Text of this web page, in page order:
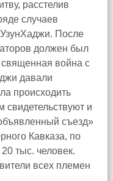
расстелив
случаев
УзунХаджи. После
должен был
священная война с
давали
происходить
свидетельствуют и
съезд»
Кавказа, по
тыс. человек.
всех племен